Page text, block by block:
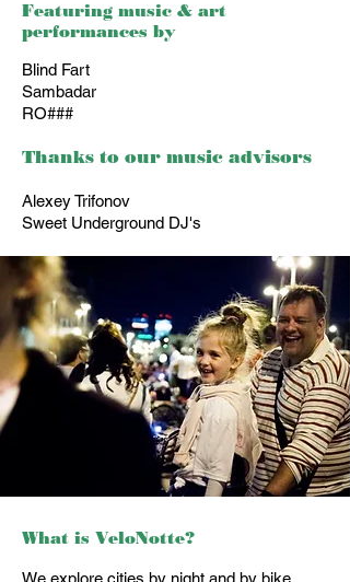
Featuring music & art
performances by
Blind Fart
Sambadar
RO###
Thanks to our music advisors
Alexey Trifonov
Sweet Underground DJ's
What is VeloNotte?
We explore cities by night and by bike.